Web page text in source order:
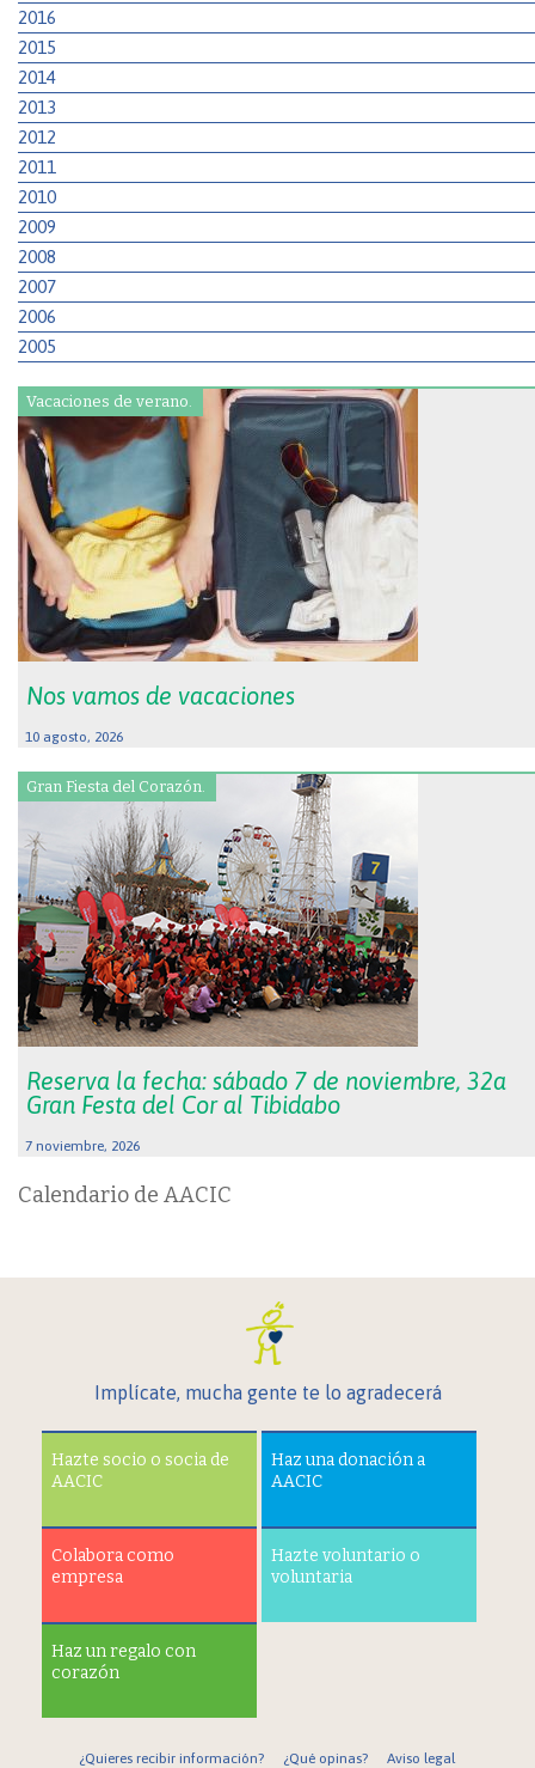
2016
2015
2014
2013
2012
2011
2010
2009
2008
2007
2006
2005
Vacaciones de verano.
Nos vamos de vacaciones
10 agosto, 2026
Gran Fiesta del Corazón.
Reserva la fecha: sábado 7 de noviembre, 32a
Gran Festa del Cor al Tibidabo
7 noviembre, 2026
Calendario de AACIC
Implícate, mucha gente te lo agradecerá
Hazte socio o socia de
AACIC
Haz una donación a
AACIC
Colabora como
empresa
Hazte voluntario o
voluntaria
Haz un regalo con
corazón
¿Quieres recibir información? ¿Qué opinas? Aviso legal